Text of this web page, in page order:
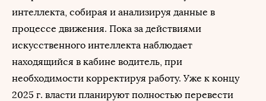
интеллекта, собирая и анализируя данные в
процессе движения. Пока за действиями
искусственного интеллекта наблюдает
находящийся в кабине водитель, при
необходимости корректируя работу. Уже к концу
2025 г. власти планируют полностью перевести